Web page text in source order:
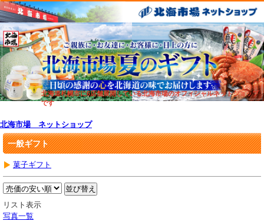
北海市場 ネットショップ
北海道札幌市に6店舗展開している北海市場のオフィシャルネットショップ
です
一般ギフト
菓子ギフト
リスト表示
写真一覧